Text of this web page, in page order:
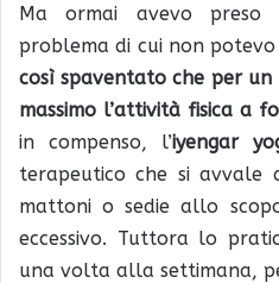
Ma ormai avevo preso
problema di cui non
così spaventato che per
massimo l’attività fisica a
in compenso, l’iyengar
terapeutico che si avvale
mattoni o sedie allo
eccessivo. Tuttora lo
una volta alla settimana,